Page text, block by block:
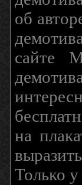
об
сайте
на
Только у